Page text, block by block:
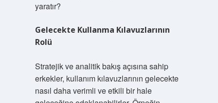
yaratır?
Gelecekte Kullanma Kılavuzlarının
Rolü
Stratejik ve analitik bakış açısına sahip
erkekler, kullanım kılavuzlarının gelecekte
nasıl daha verimli ve etkili bir hale